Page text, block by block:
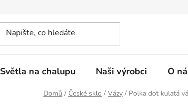
Světla na chalupu Naši výrobci O
Domů / České sklo / Vázy / Polka dot kulatá